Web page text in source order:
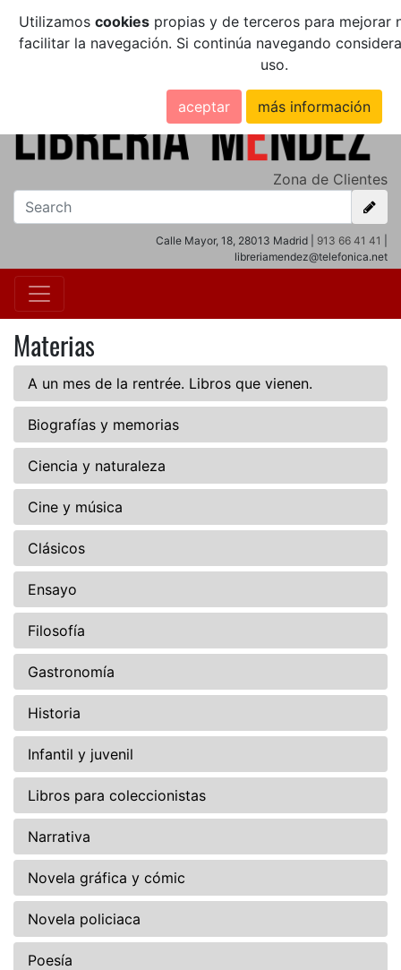
Utilizamos cookiespropias y de terceros para mejorar
facilitar la navegación. Si continúa navegando
uso.
aceptar más información
Zona de Clientes
Calle Mayor, 18, 28013 Madrid | 913 66 41 41
libreriamendez@telefonica.net
Materias
A un mes de la rentrée. Libros que vienen.
Biografías y memorias
Ciencia y naturaleza
Cine y música
Clásicos
Ensayo
Filosofía
Gastronomía
Historia
Infantil y juvenil
Libros para coleccionistas
Narrativa
Novela gráfica y cómic
Novela policiaca
Poesía